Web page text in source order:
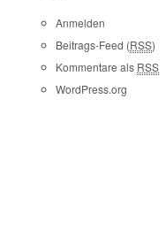
Anmelden
Beitrags-Feed (RSS)
Kommentare als RSS
WordPress.org